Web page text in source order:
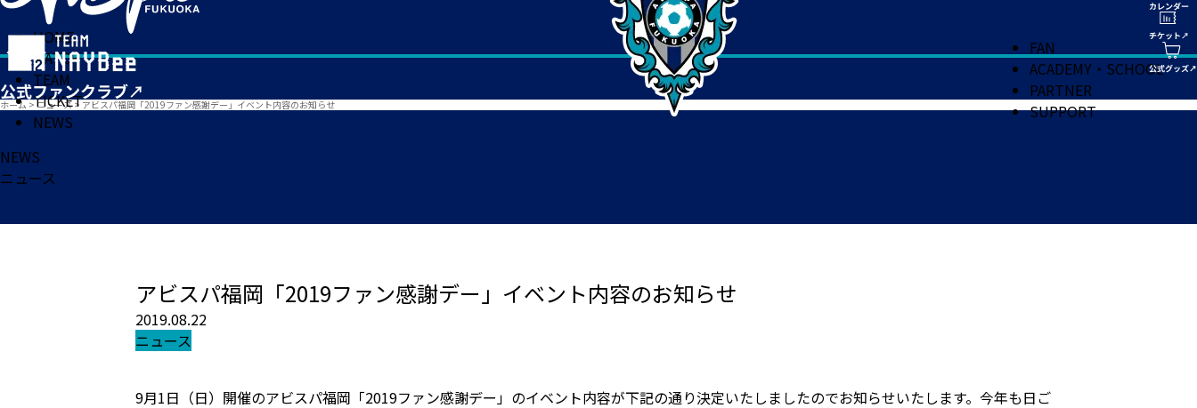
HOME
MATCH
TEAM
TICKET
NEWS
FAN
ACADEMY・SCHOOL
PARTNER
SUPPORT
ホーム > ニュース> アビスパ福岡「2019ファン感謝デー」イベント内容のお知らせ
NEWS
ニュース
アビスパ福岡「2019ファン感謝デー」イベント内容のお知らせ
2019.08.22
ニュース
9月1日（日）開催のアビスパ福岡「2019ファン感謝デー」のイベント内容が下記の通り決定いたしましたのでお知らせいたします。今年も日ご